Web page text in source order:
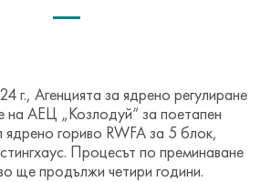
г., Агенцията за ядрено регулиране
на АЕЦ „Козлодуй“ за поетапен
гориво RWFA за 5 блок,
Процесът по преминаване
ще продължи четири години.